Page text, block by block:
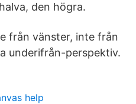
den högra.
från vänster, inte från
underifrån-perspektiv.
help